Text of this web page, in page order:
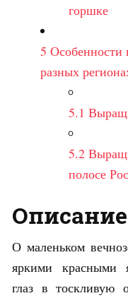
горшке
5 Особенности
разных
5.1
5.2
полосе
О маленьком
яркими красными
глаз в тоскливую